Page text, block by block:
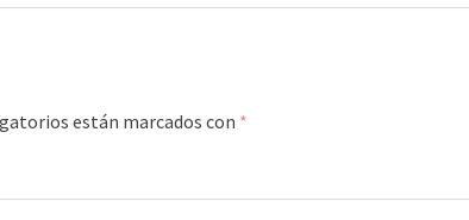
están marcados con *